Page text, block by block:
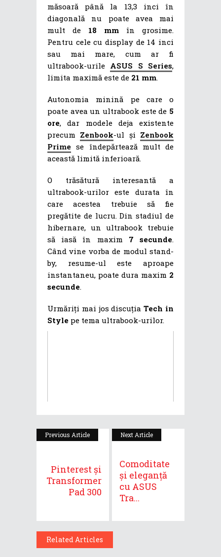
măsoară până la 13,3 inci în
diagonală nu poate avea mai
mult de 18 mm în grosime.
Pentru cele cu display de 14 inci
sau mai mare, cum ar fi
ultrabook-urile ASUS S Series,
limita maximă este de 21 mm.
Autonomia minină pe care o
poate avea un ultrabook este de 5
ore, dar modele deja existente
precum Zenbook-ul și Zenbook
Prime se îndepărtează mult de
această limită inferioară.
O trăsătură interesantă a
ultrabook-urilor este durata în
care acestea trebuie să fie
pregătite de lucru. Din stadiul de
hibernare, un ultrabook trebuie
să iasă în maxim 7 secunde.
Când vine vorba de modul stand-
by, resume-ul este aproape
instantaneu, poate dura maxim 2
secunde.
Urmăriți mai jos discuțiaTech in
Style pe tema ultrabook-urilor.
Previous Article
Pinterest și
Transformer
Pad 300
Next Article
Comoditate
și eleganță
cu ASUS
Tra...
Related Articles